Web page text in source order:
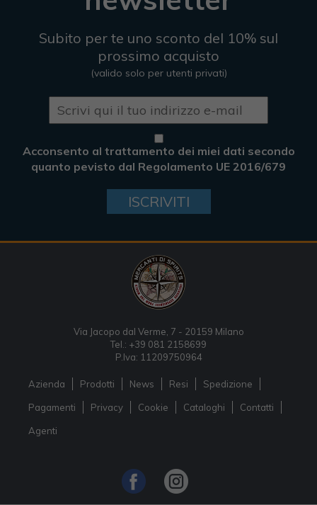
Subito per te uno sconto del 10% sul
prossimo acquisto
(valido solo per utenti privati)
Acconsento al trattamento dei miei dati secondo
quanto pevisto dal Regolamento UE 2016/679
ISCRIVITI
Via Jacopo dal Verme, 7 - 20159 Milano
Tel.: +39 081 2158699
P.Iva: 11209750964
Azienda Prodotti News Resi Spedizione
Pagamenti Privacy Cookie Cataloghi Contatti
Agenti